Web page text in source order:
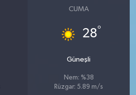
CUMA
28°
Güneşli
Nem: %38
Rüzgar: 5.89 m/s